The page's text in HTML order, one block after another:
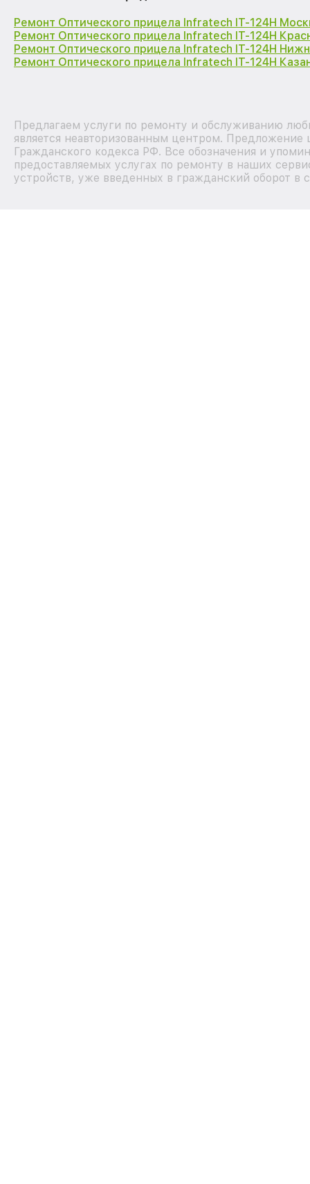
Ремонт Оптического прицела Infratech IT-124Н
Ремонт Оптического прицела Infratech IT-124Н
Ремонт Оптического прицела Infratech IT-124Н
Ремонт Оптического прицела Infratech IT-124Н
Предлагаем услуги по ремонту и обслуживанию
является неавторизованным центром.
Гражданского кодекса РФ. Все обозначения и
предоставляемых услугах по ремонту в наших
устройств, уже введенных в гражданский оборот в